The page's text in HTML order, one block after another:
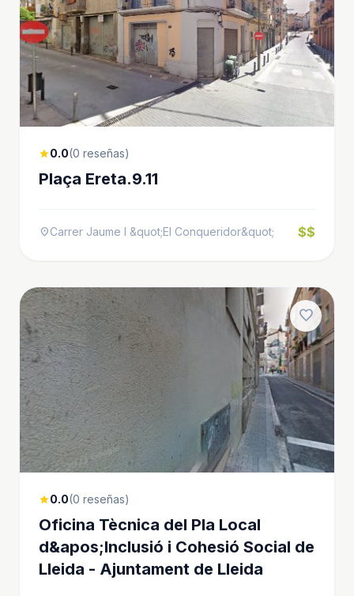
star0.0(0 reseñas)
Plaça Ereta.9.11
location_onCarrer Jaume I &quot;El Conqueridor&quot; $$
favorite
star0.0(0 reseñas)
Oficina Tècnica del Pla Local
d&apos;Inclusió i Cohesió Social de
Lleida - Ajuntament de Lleida